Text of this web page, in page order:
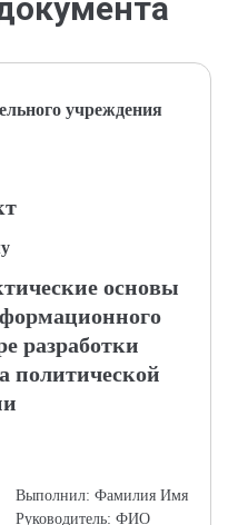
учреждения
основы
разработки
политической
Выполнил: Фамилия Имя
Руководитель: ФИО